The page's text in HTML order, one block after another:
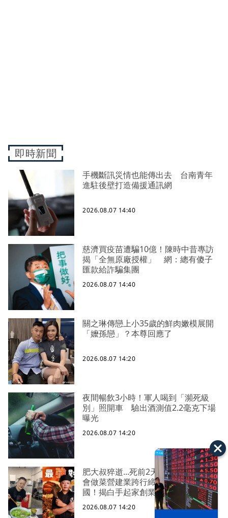
即時新聞
手機斷訊災情也能傳出去 台南青年
進駐後壁打造備援通訊網
2026.08.07 14:40
慈濟買疫苗遭騙10億！陳時中昔專訪
揭「全無原廠授權」 網：總有傻子
匯款給詐騙集團
2026.08.07 14:40
關之琳傳戀上小35歲的鮮肉嫩模展開
「嬤孫戀」？本尊回應了
2026.08.07 14:20
夜間暢飲3小時！軍人喝到「瀕死級
別」照開車 驗出酒測值2.2毫克下場
曝光
2026.08.07 14:20
肥大叔猝逝...死前2天還在直播 從不
會做菜營建業跨行締造破億電商帝
國！揭白手起家創業祕辛
2026.08.07 14:20